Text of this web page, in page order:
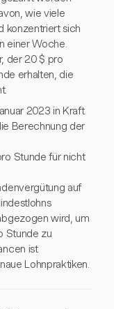
wie viele
konzentriert sich
einer Woche.
der 20 $ pro
erhalten, die
2023 in Kraft
Berechnung der
Stunde für nicht
auf
wird, um
Stunde zu
ist
Lohnpraktiken.